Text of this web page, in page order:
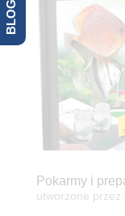
Pokarmy i
utworzone przez
BLOG